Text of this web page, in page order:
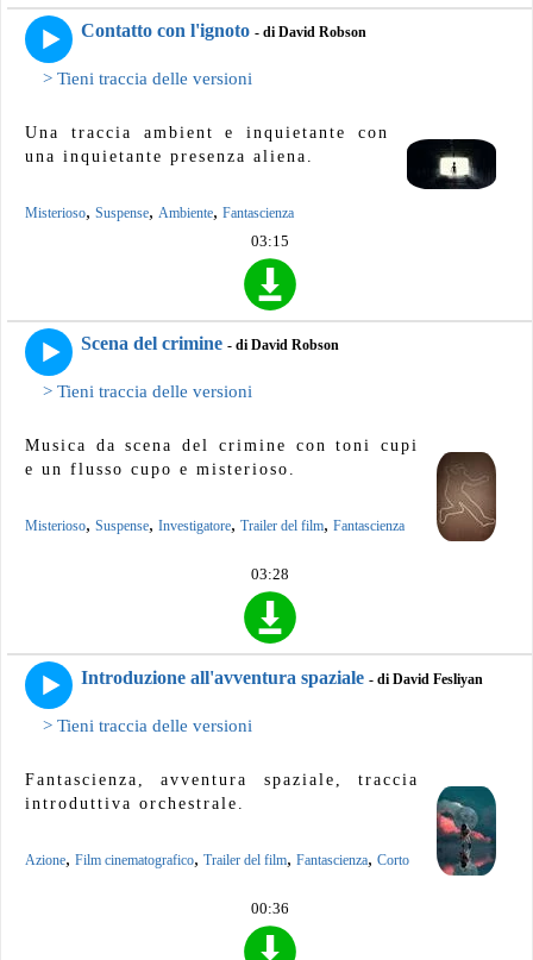
Contatto con l'ignoto - di David Robson
> Tieni traccia delle versioni
Una traccia ambient e inquietante con
una inquietante presenza aliena.
Misterioso, Suspense, Ambiente, Fantascienza
03:15
Scena del crimine - di David Robson
> Tieni traccia delle versioni
Musica da scena del crimine con toni cupi
e un flusso cupo e misterioso.
Misterioso, Suspense, Investigatore, Trailer del film, Fantascienza
03:28
Introduzione all'avventura spaziale - di David Fesliyan
> Tieni traccia delle versioni
Fantascienza, avventura spaziale, traccia
introduttiva orchestrale.
Azione, Film cinematografico, Trailer del film, Fantascienza, Corto
00:36